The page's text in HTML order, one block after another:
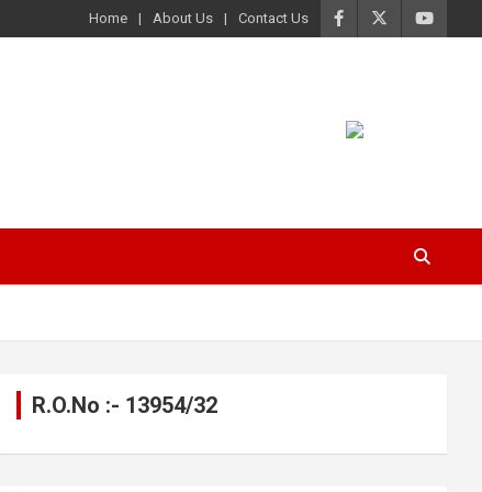
Home About Us Contact Us
R.O.No :- 13954/32